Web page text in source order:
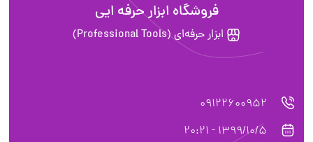
فروشگاه ابزار حرفه ایی
ابزار حرفه‌ای (Professional Tools)
09122600952
1399/10/5 - 20:21